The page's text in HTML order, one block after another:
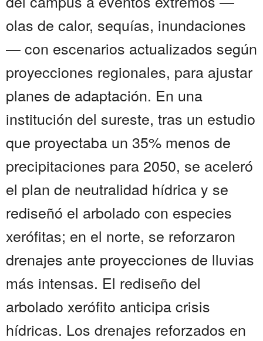
olas de calor, sequías, inundaciones
— con escenarios actualizados según
proyecciones regionales, para ajustar
planes de adaptación. En una
institución del sureste, tras un estudio
que proyectaba un 35% menos de
precipitaciones para 2050, se aceleró
el plan de neutralidad hídrica y se
rediseñó el arbolado con especies
xerófitas; en el norte, se reforzaron
drenajes ante proyecciones de lluvias
más intensas. El rediseño del
arbolado xerófito anticipa crisis
hídricas. Los drenajes reforzados en